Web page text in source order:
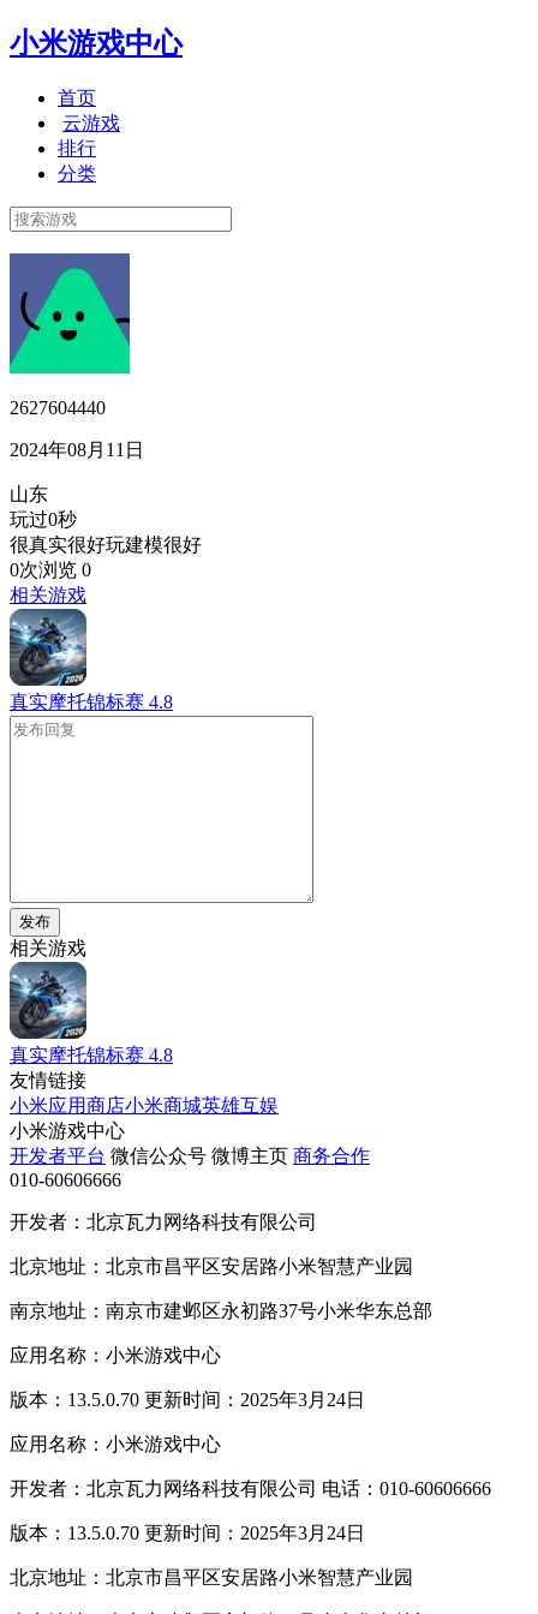
小米游戏中心
首页
云游戏
排行
分类
2627604440
2024年08月11日
山东
玩过0秒
很真实很好玩建模很好
0次浏览 0
相关游戏
真实摩托锦标赛 4.8
发布
相关游戏
真实摩托锦标赛 4.8
友情链接
小米应用商店小米商城英雄互娱
小米游戏中心
开发者平台 微信公众号 微博主页 商务合作
010-60606666
开发者：北京瓦力网络科技有限公司
北京地址：北京市昌平区安居路小米智慧产业园
南京地址：南京市建邺区永初路37号小米华东总部
应用名称：小米游戏中心
版本：13.5.0.70 更新时间：2025年3月24日
应用名称：小米游戏中心
开发者：北京瓦力网络科技有限公司 电话：010-60606666
版本：13.5.0.70 更新时间：2025年3月24日
北京地址：北京市昌平区安居路小米智慧产业园